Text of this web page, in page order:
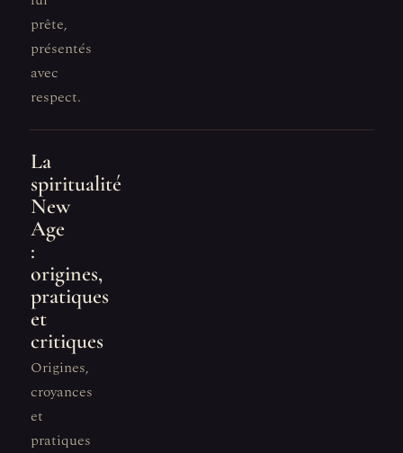
prête,
présentés
avec
respect.
La
spiritualité
New
Age
:
origines,
pratiques
et
critiques
Origines,
croyances
et
pratiques